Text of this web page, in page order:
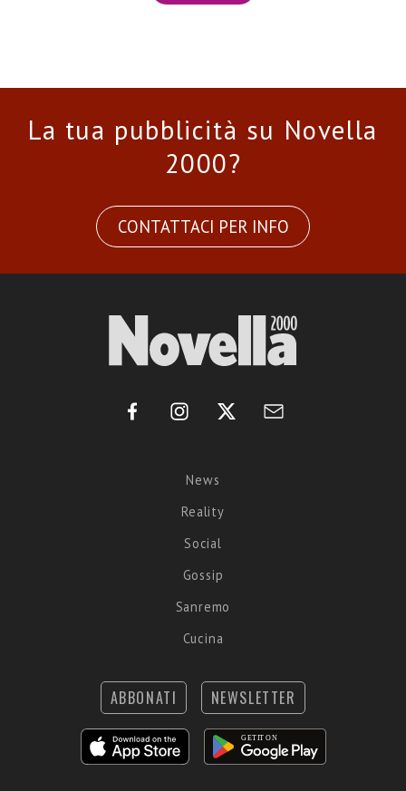
La tua pubblicità su Novella
2000?
CONTATTACI PER INFO
News
Reality
Social
Gossip
Sanremo
Cucina
ABBONATI NEWSLETTER